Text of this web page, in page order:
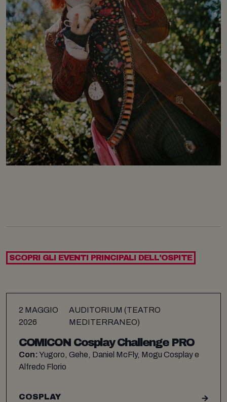
SCOPRI GLI EVENTI PRINCIPALI DELL'OSPITE
2 MAGGIO
2026
AUDITORIUM (TEATRO
MEDITERRANEO)
COMICON Cosplay Challenge PRO
Con:Yugoro, Gehe, Daniel McFly, Mogu Cosplay e
Alfredo Florio
COSPLAY